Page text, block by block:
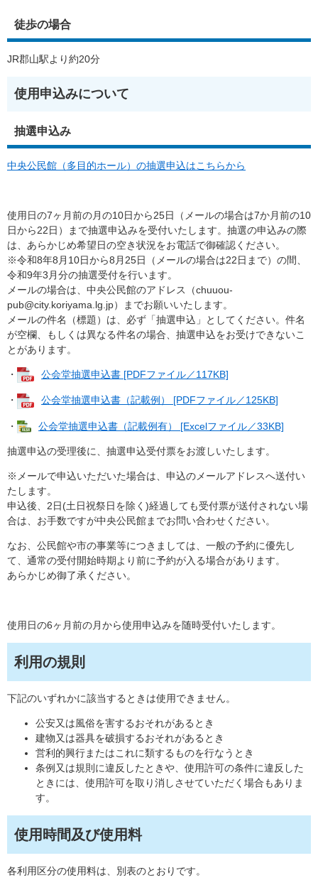
徒歩の場合
JR郡山駅より約20分
使用申込みについて
抽選申込み
中央公民館（多目的ホール）の抽選申込はこちらから
使用日の7ヶ月前の月の10日から25日（メールの場合は7か月前の10
日から22日）まで抽選申込みを受付いたします。抽選の申込みの際
は、あらかじめ希望日の空き状況をお電話で御確認ください。
※令和8年8月10日から8月25日（メールの場合は22日まで）の間、
令和9年3月分の抽選受付を行います。
メールの場合は、中央公民館のアドレス（chuuou-
pub@city.koriyama.lg.jp）までお願いいたします。
メールの件名（標題）は、必ず「抽選申込」としてください。件名
が空欄、もしくは異なる件名の場合、抽選申込をお受けできないこ
とがあります。
・ 公会堂抽選申込書 [PDFファイル／117KB]
・ 公会堂抽選申込書（記載例） [PDFファイル／125KB]
・ 公会堂抽選申込書（記載例有） [Excelファイル／33KB]
抽選申込の受理後に、抽選申込受付票をお渡しいたします。
※メールで申込いただいた場合は、申込のメールアドレスへ送付い
たします。
申込後、2日(土日祝祭日を除く)経過しても受付票が送付されない場
合は、お手数ですが中央公民館までお問い合わせください。
なお、公民館や市の事業等につきましては、一般の予約に優先し
て、通常の受付開始時期より前に予約が入る場合があります。
あらかじめ御了承ください。
使用日の6ヶ月前の月から使用申込みを随時受付いたします。
利用の規則
下記のいずれかに該当するときは使用できません。
公安又は風俗を害するおそれがあるとき
建物又は器具を破損するおそれがあるとき
営利的興行またはこれに類するものを行なうとき
条例又は規則に違反したときや、使用許可の条件に違反した
ときには、使用許可を取り消しさせていただく場合もありま
す。
使用時間及び使用料
各利用区分の使用料は、別表のとおりです。